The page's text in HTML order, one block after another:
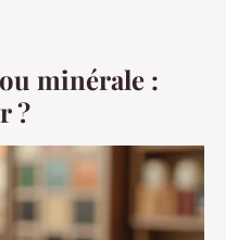
minérale :
?